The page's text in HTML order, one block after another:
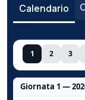
Calendario
1 2 3
Giornata 1 —